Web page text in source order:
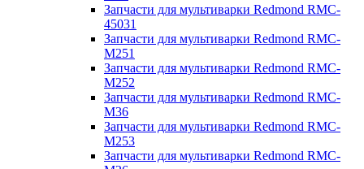
Запчасти для мультиварки Redmond RMC-
45031
Запчасти для мультиварки Redmond RMC-
M251
Запчасти для мультиварки Redmond RMC-
M252
Запчасти для мультиварки Redmond RMC-
M36
Запчасти для мультиварки Redmond RMC-
M253
Запчасти для мультиварки Redmond RMC-